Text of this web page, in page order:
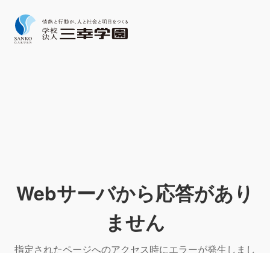
Webサーバから応答があり
ません
指定されたページへのアクセス時にエラーが発生しまし